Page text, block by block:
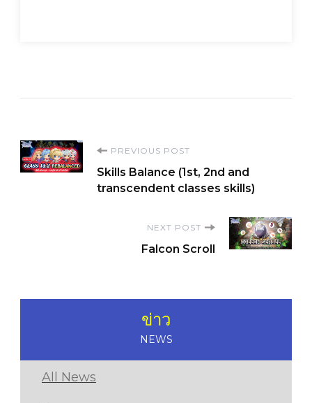
Post
Navigation
PREVIOUS POST
Skills Balance (1st, 2nd and
transcendent classes skills)
NEXT POST
Falcon Scroll
ข่าว
NEWS
All News